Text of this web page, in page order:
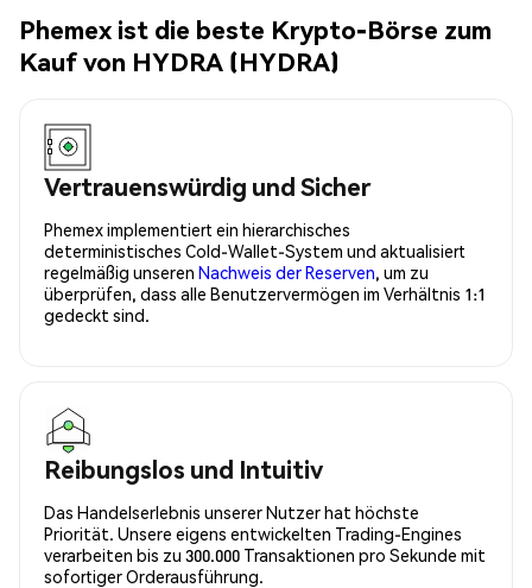
Phemex ist die beste Krypto-Börse zum
Kauf von HYDRA (HYDRA)
Vertrauenswürdig und Sicher
Phemex implementiert ein hierarchisches
deterministisches Cold-Wallet-System und aktualisiert
regelmäßig unseren Nachweis der Reserven , um zu
überprüfen, dass alle Benutzervermögen im Verhältnis 1:1
gedeckt sind.
Reibungslos und Intuitiv
Das Handelserlebnis unserer Nutzer hat höchste
Priorität. Unsere eigens entwickelten Trading-Engines
verarbeiten bis zu 300.000 Transaktionen pro Sekunde mit
sofortiger Orderausführung.